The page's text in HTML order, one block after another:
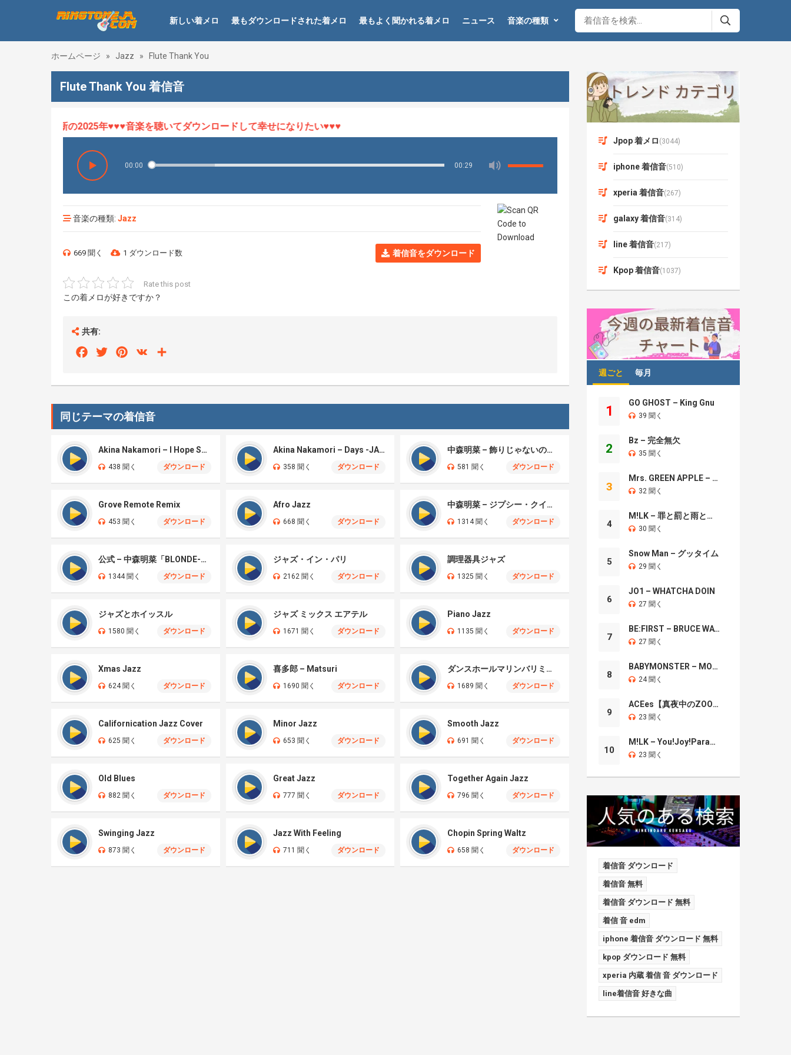
新しい着メロ 最もダウンロードされた着メロ 最もよく聞かれる着メロ ニュース 音楽の種類
ホームページ » Jazz » Flute Thank You
Flute Thank You 着信音
、最新の2025年♥♥♥音楽を聴いてダウンロードして幸せになりたい♥♥♥
00:00 00:29
音楽の種類: Jazz
669 聞く 1 ダウンロード数 着信音をダウンロード
Rate this post
この着メロが好きですか？
共有:
FacebookTwitterPinterest
VK
同じテーマの着信音
Akina Nakamori – I Hope So – Jazz
438 聞く ダウンロード
Akina Nakamori – Days -JAZZ
358 聞く ダウンロード
中森明菜 – 飾りじゃないのよ涙は
581 聞く ダウンロード
Grove Remote Remix
453 聞く ダウンロード
Afro Jazz
668 聞く ダウンロード
中森明菜 – ジプシー・クイーン-JAZZ-
1314 聞く ダウンロード
公式 – 中森明菜「BLONDE-JAZZ-」
1344 聞く ダウンロード
ジャズ・イン・パリ
2162 聞く ダウンロード
調理器具ジャズ
1325 聞く ダウンロード
ジャズとホイッスル
1580 聞く ダウンロード
ジャズ ミックス エアテル
1671 聞く ダウンロード
Piano Jazz
1135 聞く ダウンロード
Xmas Jazz
624 聞く ダウンロード
喜多郎 – Matsuri
1690 聞く ダウンロード
ダンスホールマリンバリミックス
1689 聞く ダウンロード
Californication Jazz Cover
625 聞く ダウンロード
Minor Jazz
653 聞く ダウンロード
Smooth Jazz
691 聞く ダウンロード
Old Blues
882 聞く ダウンロード
Great Jazz
777 聞く ダウンロード
Together Again Jazz
796 聞く ダウンロード
Swinging Jazz
873 聞く ダウンロード
Jazz With Feeling
711 聞く ダウンロード
Chopin Spring Waltz
658 聞く ダウンロード
Jpop 着メロ (3044)
iphone 着信音(510)
xperia 着信音(267)
galaxy 着信音(314)
line 着信音(217)
Kpop 着信音(1037)
週ごと 毎月
1
GO GHOST – King Gnu
39 聞く
2
Bz – 完全無欠
35 聞く
3
Mrs. GREEN APPLE – Brand New
32 聞く
4
M!LK – 罪と罰と雨とキス
30 聞く
5
Snow Man – グッタイム
29 聞く
6
JO1 – WHATCHA DOIN
27 聞く
7
BE:FIRST – BRUCE WAYNE
27 聞く
8
BABYMONSTER – MOON
24 聞く
9
ACEes【真夜中のZOO】
23 聞く
10
M!LK – You!Joy!Parade!
23 聞く
着信音 ダウンロード
着信音 無料
着信音 ダウンロード 無料
着信 音 edm
iphone 着信音 ダウンロード 無料
kpop ダウンロード 無料
xperia 内蔵 着信 音 ダウンロード
line着信音 好きな曲